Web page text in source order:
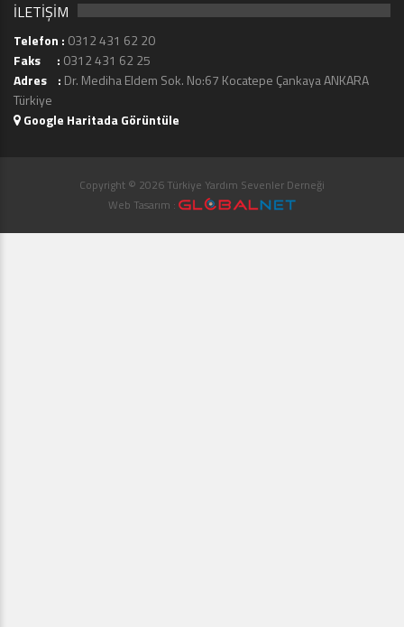
İLETİŞİM
Telefon : 0312 431 62 20
Faks : 0312 431 62 25
Adres : Dr. Mediha Eldem Sok. No:67 Kocatepe Çankaya ANKARA
Türkiye
Google Haritada Görüntüle
Copyright © 2026 Türkiye Yardım Sevenler Derneği
Web Tasarım :